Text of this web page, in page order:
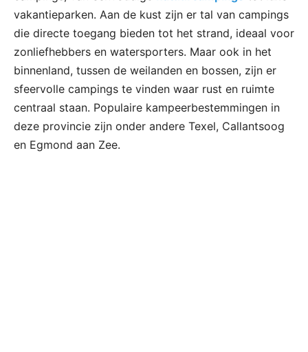
vakantieparken. Aan de kust zijn er tal van campings
die directe toegang bieden tot het strand, ideaal voor
zonliefhebbers en watersporters. Maar ook in het
binnenland, tussen de weilanden en bossen, zijn er
sfeervolle campings te vinden waar rust en ruimte
centraal staan. Populaire kampeerbestemmingen in
deze provincie zijn onder andere Texel, Callantsoog
en Egmond aan Zee.